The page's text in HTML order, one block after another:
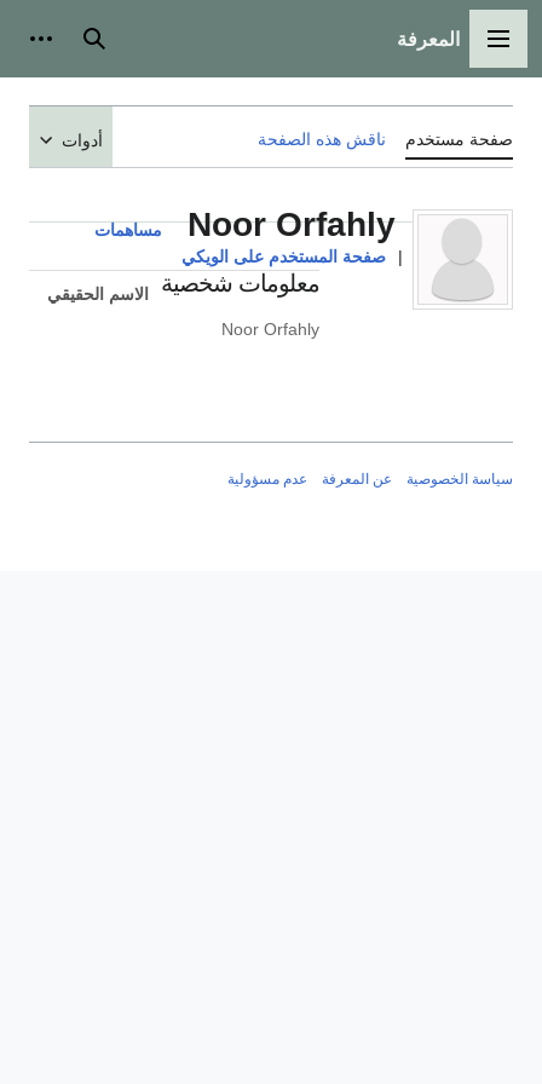
القائمة الرئيسية
المعرفة بحث
صفحة مستخدم ناقش هذه الصفحة أدوات
Noor Orfahly
مساهمات
|
صفحة المستخدم على الويكي
معلومات شخصية
الاسم الحقيقي
Noor Orfahly
سياسة الخصوصية عن المعرفة عدم مسؤولية